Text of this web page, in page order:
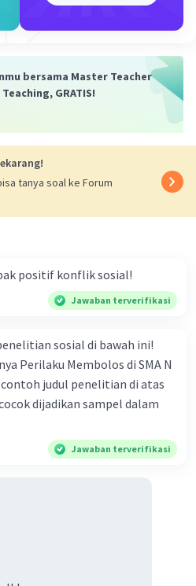
asas-asas psikologi
bersama Master Teacher
GRATIS!
tanya soal ke Forum
positif konflik sosial!
Jawaban terverifikasi
sosial di bawah ini!
Perilaku Membolos di SMA N
dijadikan sampel dalam
Jawaban terverifikasi